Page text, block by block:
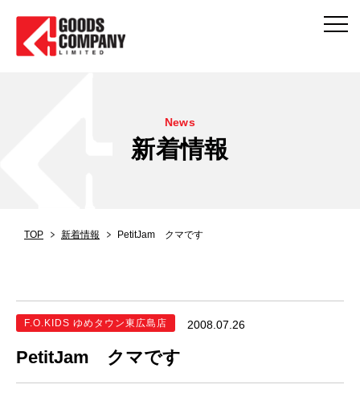
News
新着情報
TOP 新着情報 PetitJam クマです
F.O.KIDS ゆめタウン東広島店 2008.07.26
PetitJam クマです